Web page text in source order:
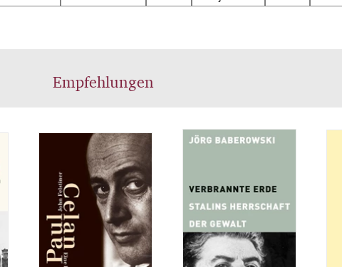
die Zwangskollektivierung und die brutalen
trotzdem den Zweiten Weltkrieg zu
als „Generalissimus und Weltenlenker“
auch davon erzählt dieses Buch.
Empfehlungen